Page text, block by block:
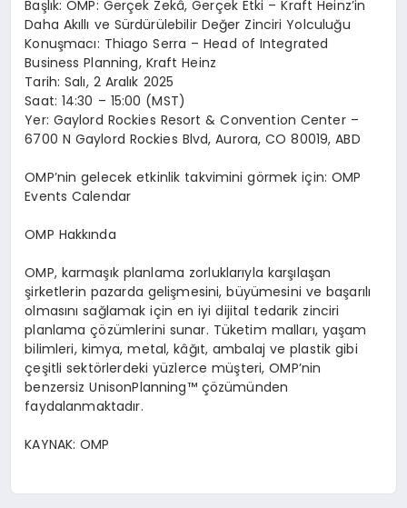
Başlık: OMP: Gerçek Zekâ, Gerçek Etki – Kraft Heinz’in
Daha Akıllı ve Sürdürülebilir Değer Zinciri Yolculuğu
Konuşmacı: Thiago Serra – Head of Integrated
Business Planning, Kraft Heinz
Tarih: Salı, 2 Aralık 2025
Saat: 14:30 – 15:00 (MST)
Yer: Gaylord Rockies Resort & Convention Center –
6700 N Gaylord Rockies Blvd, Aurora, CO 80019, ABD
OMP’nin gelecek etkinlik takvimini görmek için: OMP
Events Calendar
OMP Hakkında
OMP, karmaşık planlama zorluklarıyla karşılaşan
şirketlerin pazarda gelişmesini, büyümesini ve başarılı
olmasını sağlamak için en iyi dijital tedarik zinciri
planlama çözümlerini sunar. Tüketim malları, yaşam
bilimleri, kimya, metal, kâğıt, ambalaj ve plastik gibi
çeşitli sektörlerdeki yüzlerce müşteri, OMP’nin
benzersiz UnisonPlanning™ çözümünden
faydalanmaktadır.
KAYNAK: OMP